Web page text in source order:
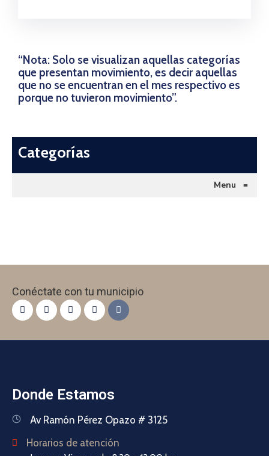
“Nota: Solo se visualizan aquellas categorías
que presentan movimiento, es decir aquellas
que no se encuentran en el mes respectivo es
porque no tuvieron movimiento”.
Categorías
Menu ≡
Conéctate con tu municipio
Donde Estamos
Av Ramón Pérez Opazo # 3125
Horarios de atención